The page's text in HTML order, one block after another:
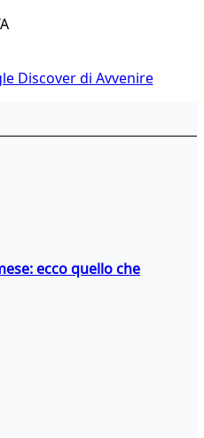
Discover di Avvenire
ecco quello che